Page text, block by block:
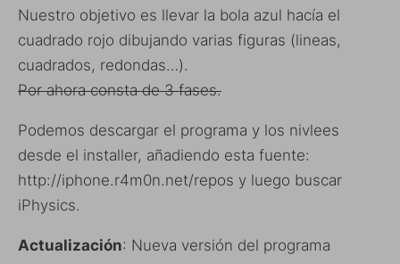
Nuestro objetivo es llevar la bola azul hacía el
cuadrado rojo dibujando varias figuras (lineas,
cuadrados, redondas…).
Por ahora consta de 3 fases.
Podemos descargar el programa y los nivlees
desde el installer, añadiendo esta fuente:
http://iphone.r4m0n.net/repos y luego buscar
iPhysics.
Actualización: Nueva versión del programa